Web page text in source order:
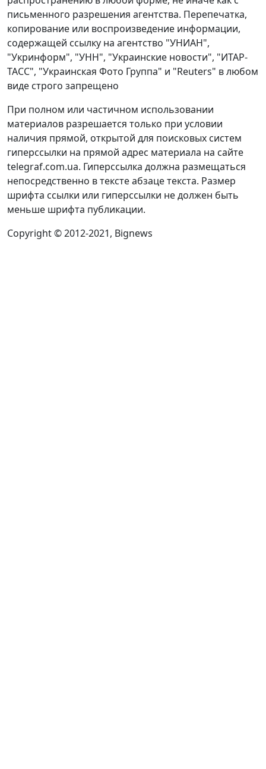
письменного разрешения агентства. Перепечатка,
копирование или воспроизведение информации,
содержащей ссылку на агентство "УНИАН",
"Укринформ", "УНН", "Украинские новости", "ИТАР-
ТАСС", "Украинская Фото Группа" и "Reuters" в любом
виде строго запрещено
При полном или частичном использовании
материалов разрешается только при условии
наличия прямой, открытой для поисковых систем
гиперссылки на прямой адрес материала на сайте
telegraf.com.ua. Гиперссылка должна размещаться
непосредственно в тексте абзаце текста. Размер
шрифта ссылки или гиперссылки не должен быть
меньше шрифта публикации.
Copyright © 2012-2021, Bignews